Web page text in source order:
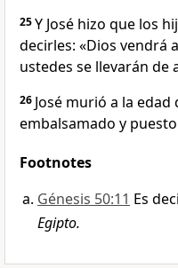
25Y José hizo que los
decirles: «Dios vendrá
ustedes se llevarán de
26 José murió a la
embalsamado y
Footnotes
Génesis 50:11 Es
Egipto.